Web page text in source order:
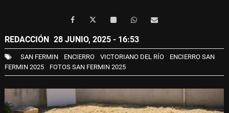
REDACCIÓN 28 JUNIO, 2025 - 16:53
SAN FERMIN ENCIERRO VICTORIANO DEL RÍO
ENCIERRO SAN
FERMIN 2025
FOTOS SAN FERMIN 2025